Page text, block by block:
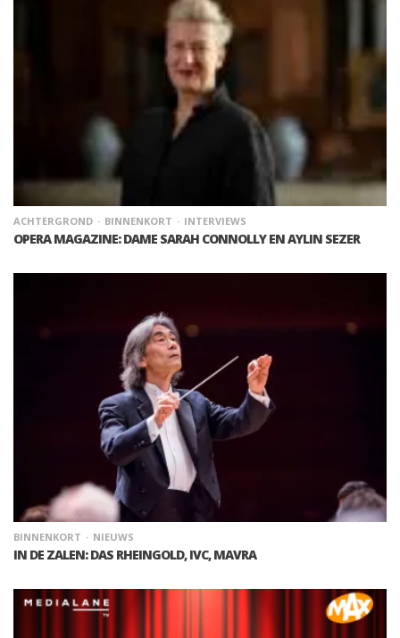
ACHTERGROND BINNENKORT INTERVIEWS
OPERA MAGAZINE: DAME SARAH CONNOLLY EN AYLIN SEZER
BINNENKORT NIEUWS
IN DE ZALEN: DAS RHEINGOLD, IVC, MAVRA